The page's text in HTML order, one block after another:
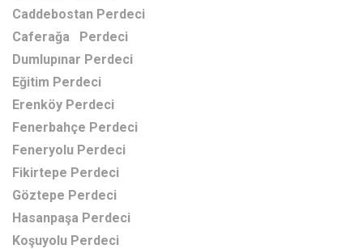
Caddebostan Perdeci
Caferağa Perdeci
Dumlupınar Perdeci
Eğitim Perdeci
Erenköy Perdeci
Fenerbahçe Perdeci
Feneryolu Perdeci
Fikirtepe Perdeci
Göztepe Perdeci
Hasanpaşa Perdeci
Koşuyolu Perdeci